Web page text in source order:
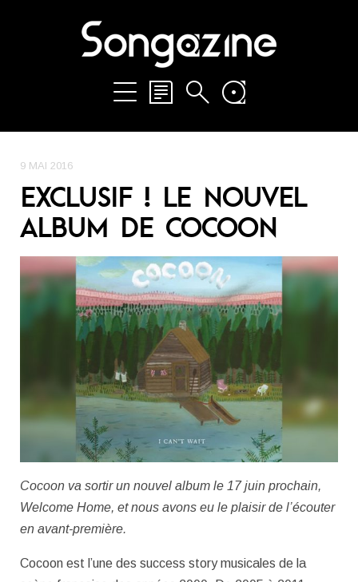
9 MAI 2016
EXCLUSIF ! LE NOUVEL
ALBUM DE COCOON
Cocoon va sortir un nouvel album le 17 juin prochain,
Welcome Home, et nous avons eu le plaisir de l’écouter
en avant-première.
Cocoon est l’une des success story musicales de la